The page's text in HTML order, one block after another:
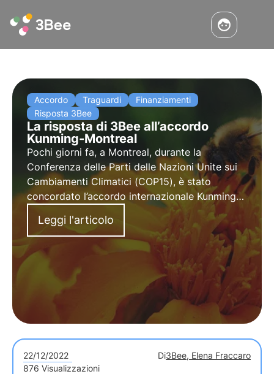
Accordo Traguardi
Finanziamenti
Risposta 3Bee
La risposta di 3Bee all’accordo
Kunming-Montreal
Pochi giorni fa, a Montreal, durante la
Conferenza delle Parti delle Nazioni Unite sui
Cambiamenti Climatici (COP15), è stato
concordato l’accordo internazionale Kunming-
, raggiunto nel 2015 in Cina.
Leggi l'articolo
22/12/2022 Di3Bee, Elena Fraccaro
876 Visualizzazioni